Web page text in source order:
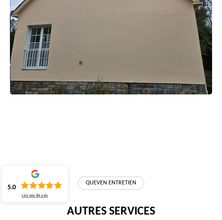
QUEVEN ENTRETIEN
AUTRES SERVICES
5.0
Lire nos84 avis